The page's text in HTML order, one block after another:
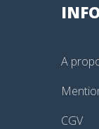
A
CGV